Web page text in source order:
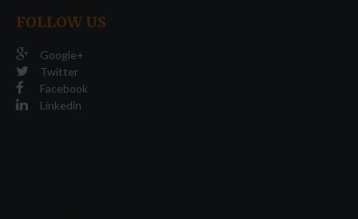
Bild- & Tontechnik
Wissenschaft & Forschung
FOLLOW US
Google+
Twitter
Facebook
Linkedin